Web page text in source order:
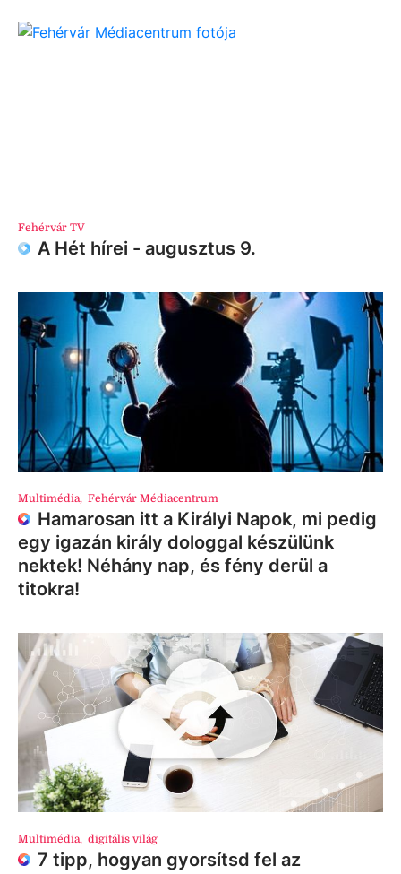
Fehérvár TV
A Hét hírei - augusztus 9.
Multimédia, Fehérvár Médiacentrum
Hamarosan itt a Királyi Napok, mi pedig
egy igazán király dologgal készülünk
nektek! Néhány nap, és fény derül a
titokra!
Multimédia, digitális világ
7 tipp, hogyan gyorsítsd fel az